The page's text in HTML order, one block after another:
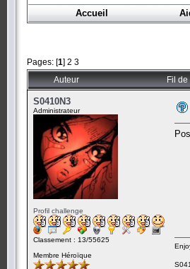
Accueil
Pages: [1] 2 3
Auteur Fil de
S0410N3
Administrateur
Profil challenge
Classement : 13/55625
Membre Héroïque